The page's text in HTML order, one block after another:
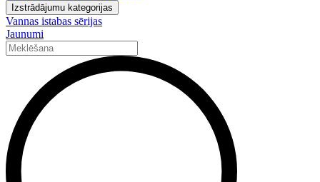
Izstrādājumu kategorijas
Vannas istabas sērijas
Jaunumi